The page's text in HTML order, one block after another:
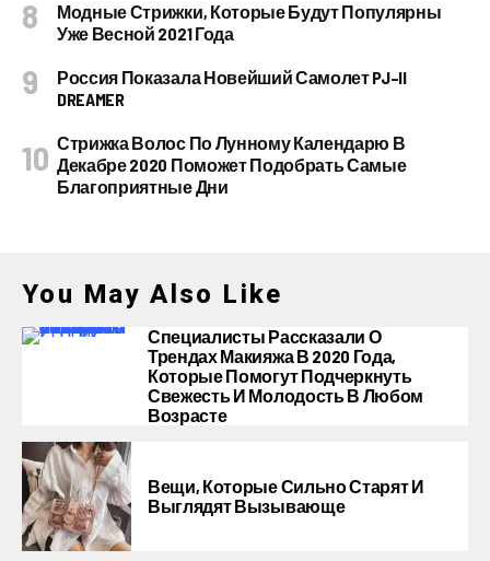
Модные Стрижки, Которые Будут Популярны
Уже Весной 2021 Года
Россия Показала Новейший Самолет PJ–II
DREAMER
Стрижка Волос По Лунному Календарю В
Декабре 2020 Поможет Подобрать Самые
Благоприятные Дни
You May Also Like
Специалисты Рассказали О
Трендах Макияжа В 2020 Года,
Которые Помогут Подчеркнуть
Свежесть И Молодость В Любом
Возрасте
Вещи, Которые Сильно Старят И
Выглядят Вызывающе